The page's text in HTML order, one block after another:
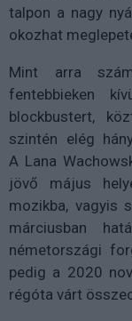
talpon a nagy
okozhat
Mint arra
fentebbieken
blockbustert,
szintén elég
A Lana
jövő május
mozikba, vagyis
márciusban
németországi
pedig a 2020
régóta várt